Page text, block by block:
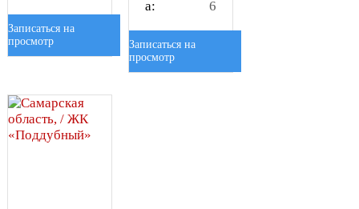
Записаться на
просмотр
а:
6
Записаться на
просмотр